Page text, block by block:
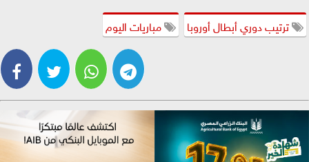
ترتيب دوري أبطال أوروبا
مباريات اليوم